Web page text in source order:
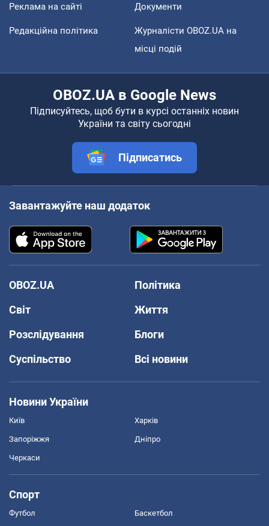
Реклама на сайті Документи
Редакційна політика
Журналісти OBOZ.UA на
місці подій
OBOZ.UA в Google News
Підписуйтесь, щоб бути в курсі останніх новин
України та світу сьогодні
Підписатись
Завантажуйте наш додаток
OBOZ.UA
Політика
Світ
Життя
Розслідування
Блоги
Суспільство
Всі новини
Новини України
Київ Харків
Запоріжжя Дніпро
Черкаси
Спорт
Футбол Баскетбол